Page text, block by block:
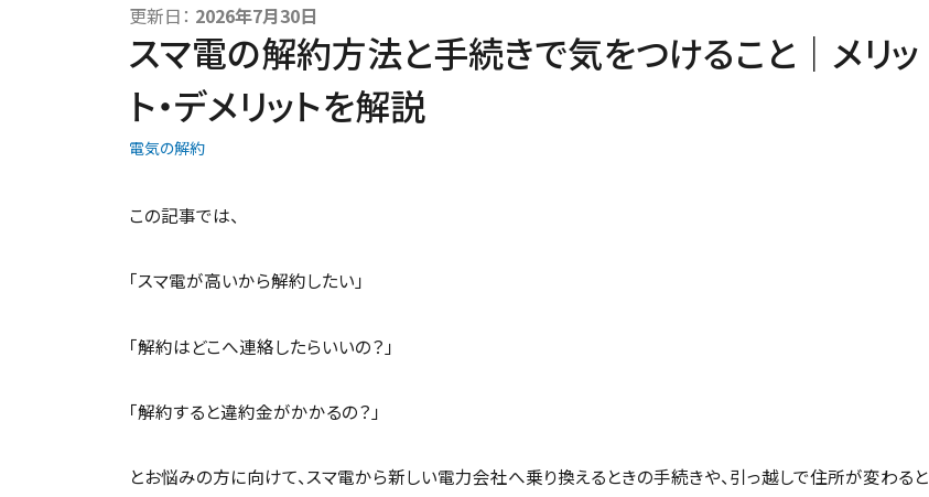
更新日： 2026年7月30日
スマ電の解約方法と手続きで気をつけること｜メリッ
ト・デメリットを解説
電気の解約
この記事では、
「スマ電が高いから解約したい」
「解約はどこへ連絡したらいいの？」
「解約すると違約金がかかるの？」
とお悩みの方に向けて、スマ電から新しい電力会社へ乗り換えるときの手続きや、引っ越しで住所が変わると